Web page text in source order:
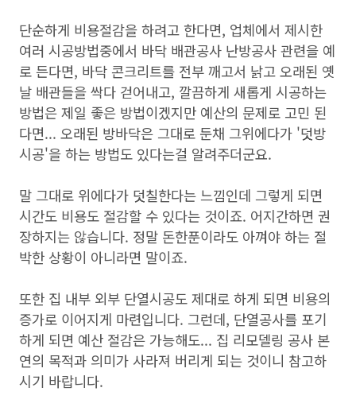
단순하게 비용절감을 하려고 한다면, 업체에서 제시한
여러 시공방법중에서 바닥 배관공사 난방공사 관련을 예
로 든다면, 바닥 콘크리트를 전부 깨고서 낡고 오래된 옛
날 배관들을 싹다 걷어내고, 깔끔하게 새롭게 시공하는
방법은 제일 좋은 방법이겠지만 예산의 문제로 고민 된
다면... 오래된 방바닥은 그대로 둔채 그위에다가 '덧방
시공'을 하는 방법도 있다는걸 알려주더군요.
말 그대로 위에다가 덧칠한다는 느낌인데 그렇게 되면
시간도 비용도 절감할 수 있다는 것이죠. 어지간하면 권
장하지는 않습니다. 정말 돈한푼이라도 아껴야 하는 절
박한 상황이 아니라면 말이죠.
또한 집 내부 외부 단열시공도 제대로 하게 되면 비용의
증가로 이어지게 마련입니다. 그런데, 단열공사를 포기
하게 되면 예산 절감은 가능해도... 집 리모델링 공사 본
연의 목적과 의미가 사라져 버리게 되는 것이니 참고하
시기 바랍니다.